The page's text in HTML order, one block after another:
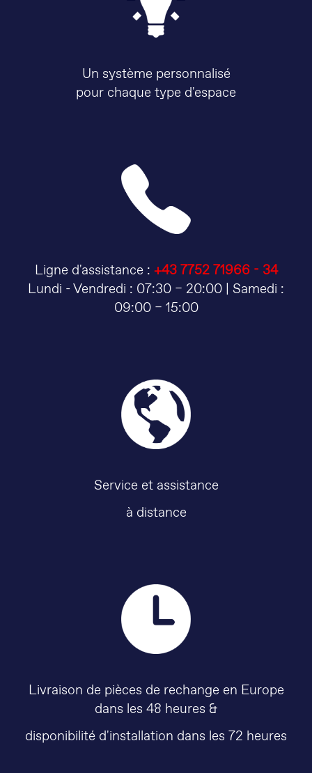
Un système personnalisé
pour chaque type d'espace
Ligne d'assistance : +43 7752 71966 - 34
Lundi - Vendredi : 07:30 – 20:00 | Samedi :
09:00 – 15:00
Service et assistance
à distance
Livraison de pièces de rechange en Europe
dans les 48 heures &
disponibilité d'installation dans les 72 heures